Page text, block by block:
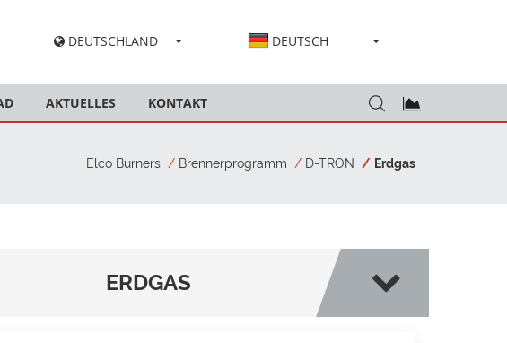
DEUTSCHLAND DEUTSCH
AKTUELLES KONTAKT
Elco Burners Brennerprogramm D-TRON Erdgas
ERDGAS